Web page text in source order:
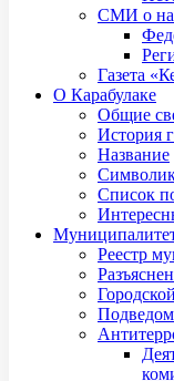
СМИ о
Газета
О Карабулаке
Общие
История
Название
Список
Реестр